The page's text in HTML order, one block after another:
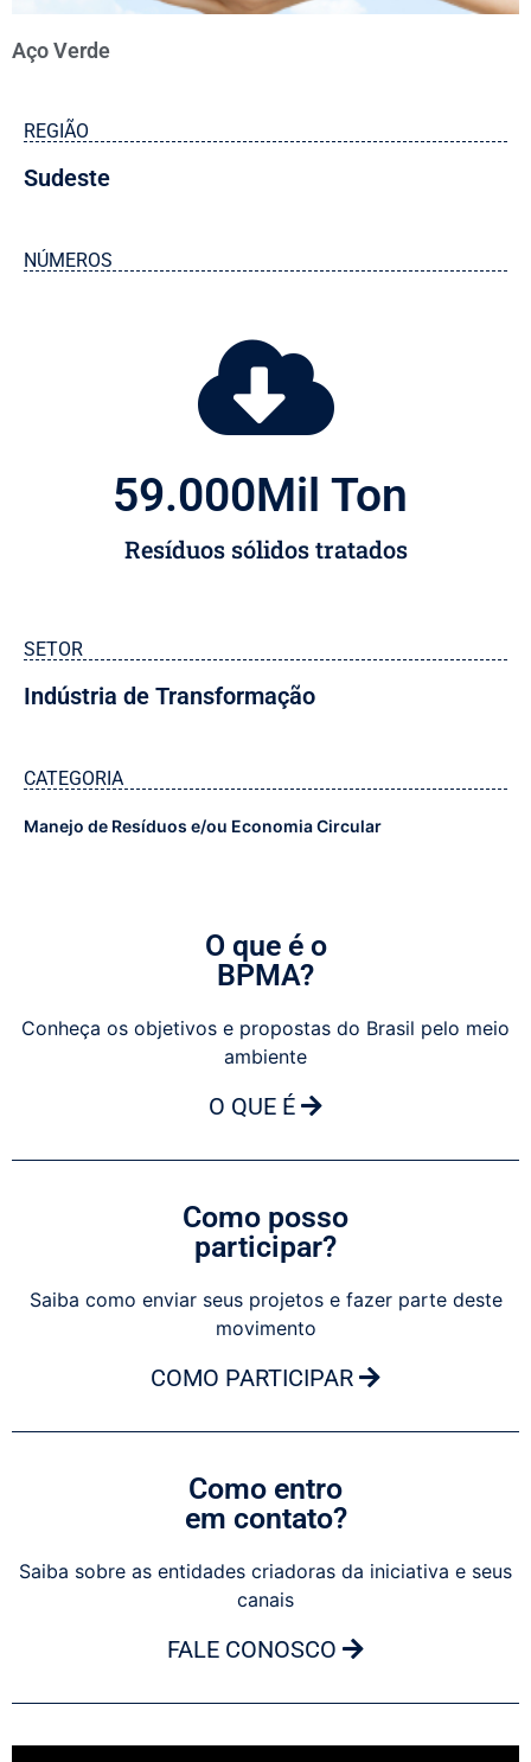
Aço Verde
REGIÃO
Sudeste
NÚMEROS
Resíduos sólidos tratados
59.000Mil Ton
SETOR
Indústria de Transformação
CATEGORIA
Manejo de Resíduos e/ou Economia Circular
O que é o
BPMA?
Conheça os objetivos e propostas do Brasil pelo meio
ambiente
O QUE É
Como posso
participar?
Saiba como enviar seus projetos e fazer parte deste
movimento
COMO PARTICIPAR
Como entro
em contato?
Saiba sobre as entidades criadoras da iniciativa e seus
canais
FALE CONOSCO